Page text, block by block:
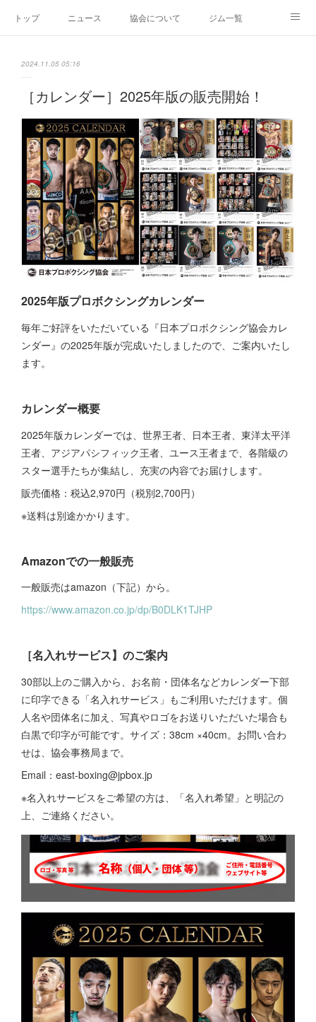
トップ ニュース 協会について ジム一覧
2024.11.05 05:16
［カレンダー］2025年版の販売開始！
2025年版プロボクシングカレンダー
毎年ご好評をいただいている『日本プロボクシング協会カレ
ンダー』の2025年版が完成いたしましたので、ご案内いたし
ます。
カレンダー概要
2025年版カレンダーでは、世界王者、日本王者、東洋太平洋
王者、アジアパシフィック王者、ユース王者まで、各階級の
スター選手たちが集結し、充実の内容でお届けします。
販売価格：税込2,970円（税別2,700円）
※送料は別途かかります。
Amazonでの一般販売
一般販売はamazon（下記）から。
https://www.amazon.co.jp/dp/B0DLK1TJHP
［名入れサービス】のご案内
30部以上のご購入から、お名前・団体名などカレンダー下部
に印字できる「名入れサービス」もご利用いただけます。個
人名や団体名に加え、写真やロゴをお送りいただいた場合も
白黒で印字が可能です。サイズ：38cm ×40cm。お問い合わ
せは、協会事務局まで。
Email：east-boxing@jpbox.jp
※名入れサービスをご希望の方は、「名入れ希望」と明記の
上、ご連絡ください。